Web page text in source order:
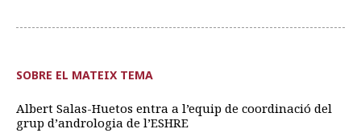
SOBRE EL MATEIX TEMA
Albert Salas-Huetos entra a l’equip de coordinació del
grup d’andrologia de l’ESHRE